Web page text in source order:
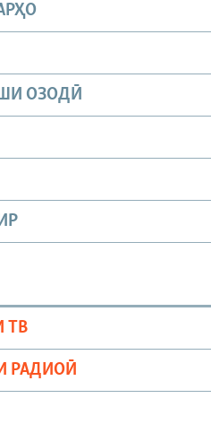
ОЗОДӢ
ТВ
РАДИОӢ